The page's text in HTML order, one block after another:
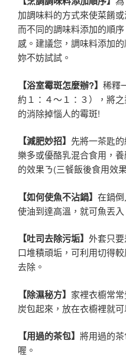
加調味料的方式來使菜餚
而不同的調味料添加的順
感。建議您，調味料添加
妳不妨試試。
【浴室霉斑怎麼辦?】 稀釋
約１：４～１：３），將
的消除掉惱人的霉斑!
【減肥妙招】 先將一茶匙
樂多或優酪乳混合食用，
的效果ㄋ(三餐飯後食用效
【如何使魚不沾鍋】 在鍋
使油到達高溫，就可魚丟入
【吐司去除污垢】 外套只
口堆積頑垢，可利用切得
去除。
【除濕秘方】 家裡衣櫥常
炭包起來，放在衣櫥裡就
【用過的茶包】 將用過的
喔。